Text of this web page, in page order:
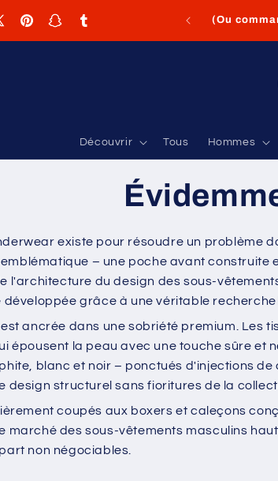
PinterestSnapchatTumblr
Livraison
Découvrir Tous Hommes
existe pour résoudre un problème
– une poche avant construite
l'architecture du design des sous-
développée grâce à une véritable
ancrée dans une sobriété premium. Les
épousent la peau avec une touche sûre et
blanc et noir – ponctués d'injections
design structurel sans fioritures de la
coupés aux boxers et caleçons
marché des sous-vêtements masculins
non négociables.